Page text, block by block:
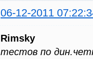
06-12-2011
Rimsky
тестов по